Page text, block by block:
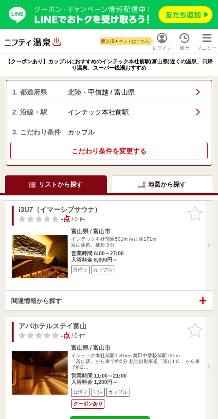
ログイン
購入済チケットはこちら
履歴 メニュー
【クーポンあり】カップルにおすすめのインテック本社前駅(富山県)近くの温泉、日帰
り温泉、スーパー銭湯おすすめ
1. 都道府県 北陸・甲信越 / 富山県
2. 沿線・駅 インテック本社前駅
3. こだわり条件 カップル
こだわり条件を変更する
リストから探す 地図から探す
お気に入
りに追加
i3U7（イマーシブサウナ）
-点/ 0 件
富山県 / 富山市
インテック本社前駅501m 富山駅171m
富山駅前、徒歩３分
営業時間 6:00～27:00
入浴料金 6,600円～
日帰り カップル
関連情報から探す
お気に入
りに追加
アパホテルステイ富山
-点/ 0 件
富山県 / 富山市
インテック本社前駅1.31km 奥田中学校前駅735m
「富山駅」から車で約5分 北陸自動車道「富山I.C.」から車
で約2…
営業時間 11:00～21:00
入浴料金 1,200円～
日帰り 宿泊 カップル
クーポンあり